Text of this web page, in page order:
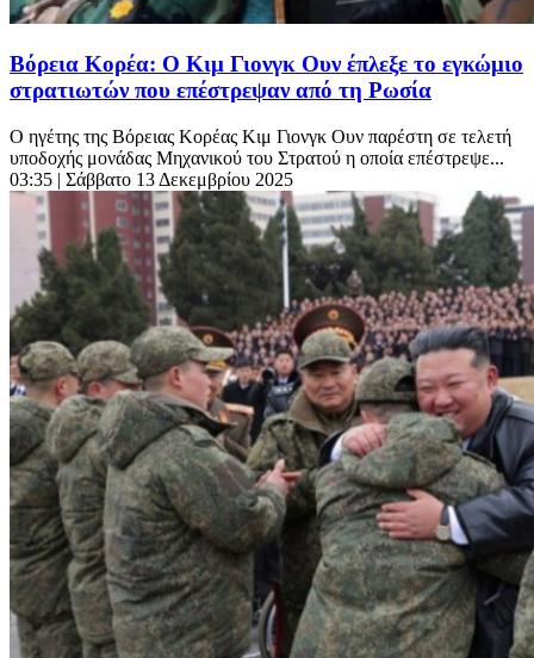
Βόρεια Κορέα: Ο Κιμ Γιονγκ Ουν έπλεξε το εγκώμιο
στρατιωτών που επέστρεψαν από τη Ρωσία
Ο ηγέτης της Βόρειας Κορέας Κιμ Γιονγκ Ουν παρέστη σε τελετή
υποδοχής μονάδας Μηχανικού του Στρατού η οποία επέστρεψε...
03:35 | Σάββατο 13 Δεκεμβρίου 2025